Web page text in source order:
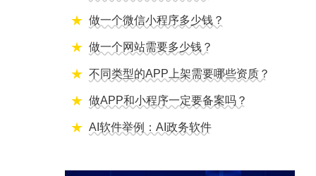
做一个微信小程序多少钱？
做一个网站需要多少钱？
不同类型的APP上架需要哪些资质？
做APP和小程序一定要备案吗？
AI软件举例：AI政务软件